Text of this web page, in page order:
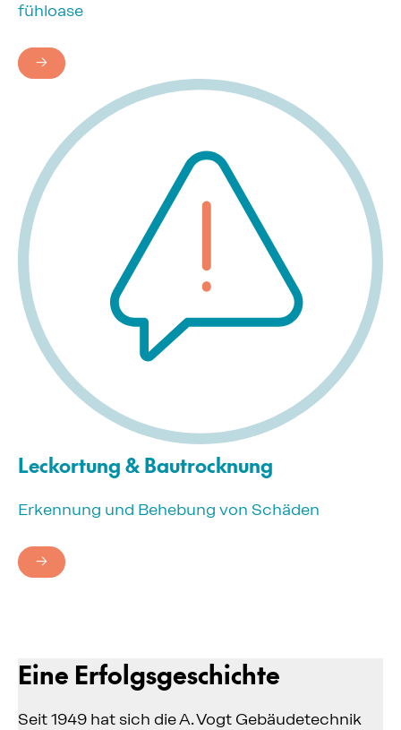
fühl­oa­se
→
Leckortung & Bautrocknung
Erkennung und Behebung von Schäden
→
Eine Erfolgsgeschichte
Seit 1949 hat sich die A. Vogt Gebäudetechnik